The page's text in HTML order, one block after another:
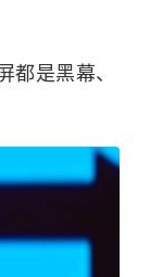
都是黑幕、